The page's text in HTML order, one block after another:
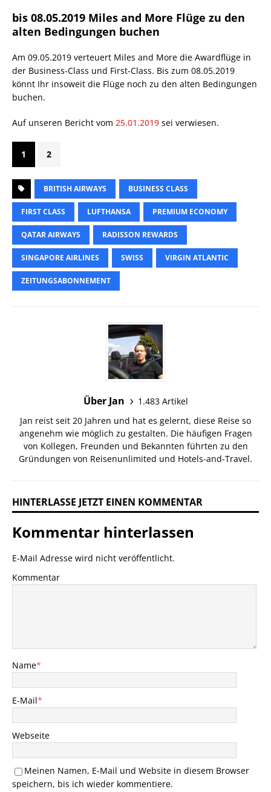
bis 08.05.2019 Miles and More Flüge zu den
alten Bedingungen buchen
Am 09.05.2019 verteuert Miles and More die Awardflüge in
der Business-Class und First-Class. Bis zum 08.05.2019
könnt Ihr insoweit die Flüge noch zu den alten Bedingungen
buchen.
Auf unseren Bericht vom 25.01.2019 sei verwiesen.
1 2
BRITISH AIRWAYS BUSINESS CLASS
FIRST CLASS LUFTHANSA PREMIUM ECONOMY
QATAR AIRWAYS RADISSON REWARDS
SINGAPORE AIRLINES SWISS VIRGIN ATLANTIC
ZEITUNGSABONNEMENT
Über Jan
1.483 Artikel
Jan reist seit 20 Jahren und hat es gelernt, diese Reise so
angenehm wie möglich zu gestalten. Die häufigen Fragen
von Kollegen, Freunden und Bekannten führten zu den
Gründungen von Reisenunlimited und Hotels-and-Travel.
HINTERLASSE JETZT EINEN KOMMENTAR
Kommentar hinterlassen
E-Mail Adresse wird nicht veröffentlicht.
Kommentar
Name*
E-Mail*
Webseite
Meinen Namen, E-Mail und Website in diesem Browser
speichern, bis ich wieder kommentiere.